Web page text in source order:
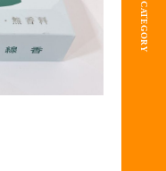
CATEGORY